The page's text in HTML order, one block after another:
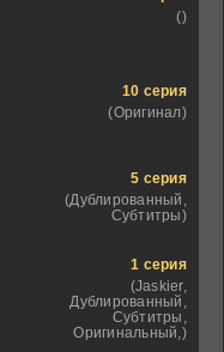
()
10 серия
(Оригинал)
5 серия
(Дублированный,
Субтитры)
1 серия
(Jaskier,
Дублированный,
Субтитры,
Оригинальный,)